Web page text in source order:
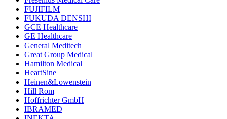
FUJIFILM
FUKUDA DENSHI
GCE Healthcare
GE Healthcare
General Meditech
Great Group Medical
Hamilton Medical
HeartSine
Heinen&Lowenstein
Hill Rom
Hoffrichter GmbH
IBRAMED